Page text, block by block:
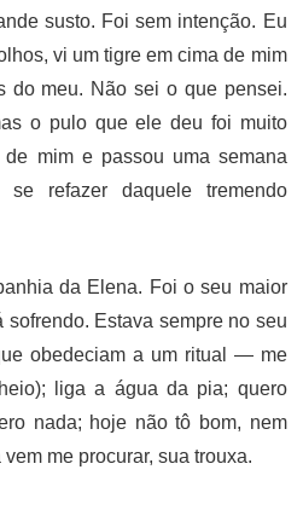
susto. Foi sem intenção. Eu
vi um tigre em cima de mim
do meu. Não sei o que pensei.
o pulo que ele deu foi muito
mim e passou uma semana
refazer daquele tremendo
da Elena. Foi o seu maior
Estava sempre no seu
obedeciam a um ritual — me
liga a água da pia; quero
nada; hoje não tô bom, nem
me procurar, sua trouxa.